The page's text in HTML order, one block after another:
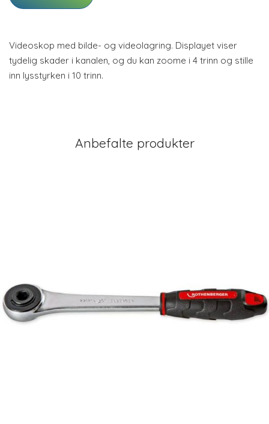
Videoskop med bilde- og videolagring. Displayet viser
tydelig skader i kanalen, og du kan zoome i 4 trinn og stille
inn lysstyrken i 10 trinn.
Anbefalte produkter